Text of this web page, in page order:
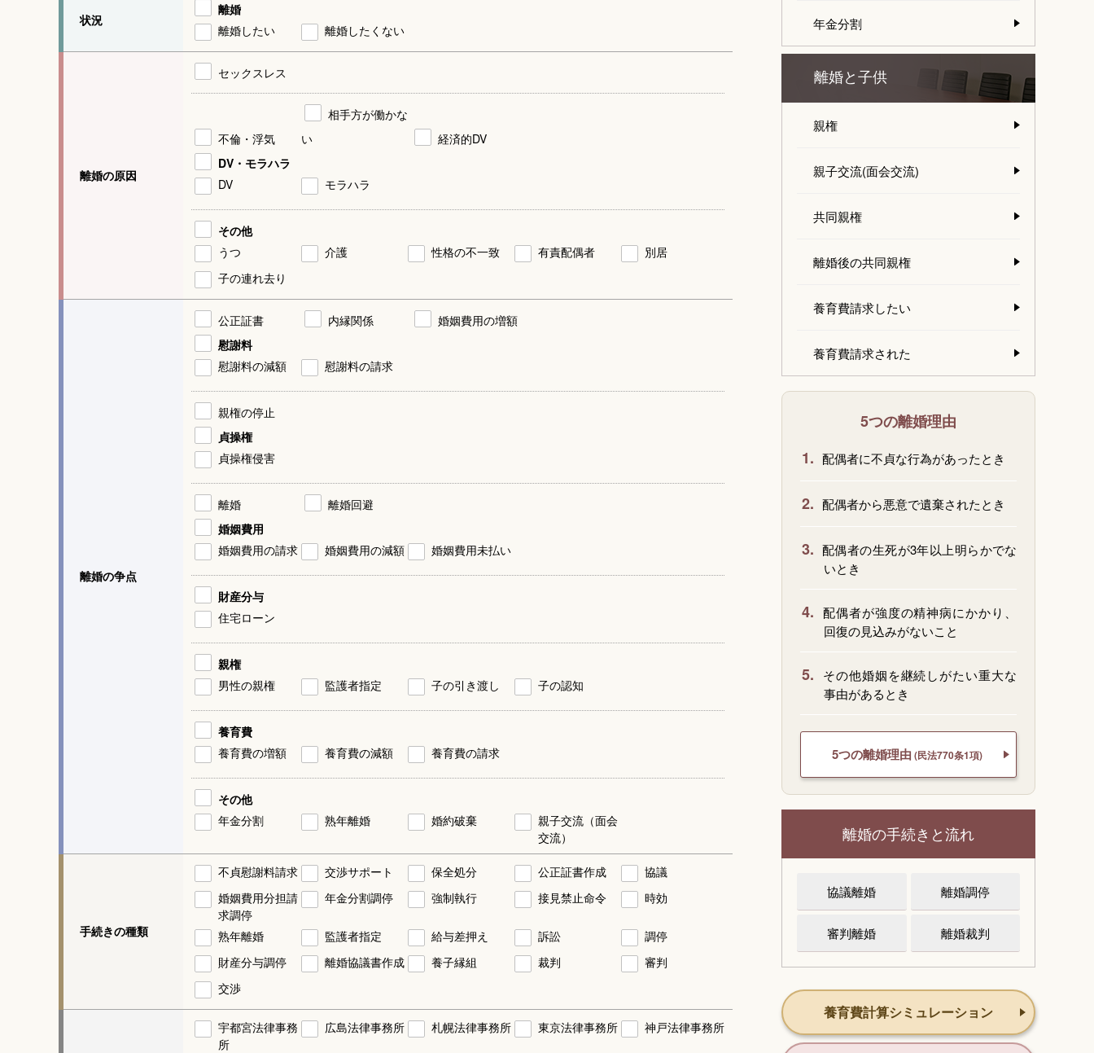
状況
離婚
離婚したい
離婚したくない
離婚の原因
セックスレス
不倫・浮気
相手方が働かな
い
経済的DV
DV・モラハラ
DV
モラハラ
その他
うつ
介護 性格の不一致 有責配偶者
別居
子の連れ去り
離婚の争点
公正証書 内縁関係
婚姻費用の増額
慰謝料
慰謝料の減額
慰謝料の請求
親権の停止
貞操権
貞操権侵害
離婚
離婚回避
婚姻費用
婚姻費用の請求
婚姻費用の減額 婚姻費用未払い
財産分与
住宅ローン
親権
男性の親権
監護者指定 子の引き渡し 子の認知
養育費
養育費の増額
養育費の減額 養育費の請求
その他
年金分割
熟年離婚 婚約破棄
親子交流（面会
交流）
手続きの種類
不貞慰謝料請求 交渉サポート 保全処分 公正証書作成
協議
婚姻費用分担請
求調停
年金分割調停 強制執行 接見禁止命令 時効
熟年離婚 監護者指定 給与差押え 訴訟
調停
財産分与調停
離婚協議書作成 養子縁組 裁判
審判
交渉
宇都宮法律事務
所
広島法律事務所 札幌法律事務所 東京法律事務所 神戸法律事務所
年金分割
離婚と子供
親権
親子交流(面会交流)
共同親権
離婚後の共同親権
養育費請求したい
養育費請求された
5つの離婚理由
1. 配偶者に不貞な行為があったとき
2. 配偶者から悪意で遺棄されたとき
3. 配偶者の生死が3年以上明らかでな
いとき
4. 配偶者が強度の精神病にかかり、
回復の見込みがないこと
5.
その他婚姻を継続しがたい重大な
事由があるとき
5つの離婚理由 (民法770条1項)
離婚の手続きと流れ
協議離婚 離婚調停
審判離婚 離婚裁判
養育費計算シミュレーション